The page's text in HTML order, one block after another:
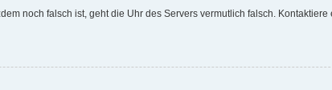
noch falsch ist, geht die Uhr des Servers vermutlich falsch.